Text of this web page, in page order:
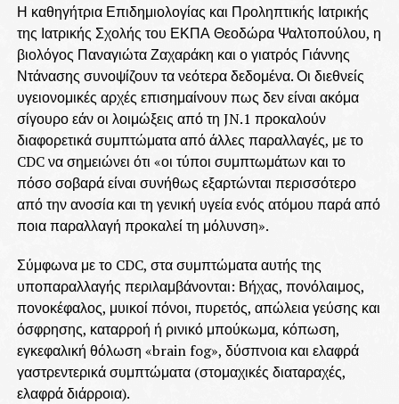
Η καθηγήτρια Επιδημιολογίας και Προληπτικής Ιατρικής
της Ιατρικής Σχολής του ΕΚΠΑ Θεοδώρα Ψαλτοπούλου, η
βιολόγος Παναγιώτα Ζαχαράκη και ο γιατρός Γιάννης
Ντάνασης συνοψίζουν τα νεότερα δεδομένα. Οι διεθνείς
υγειονομικές αρχές επισημαίνουν πως δεν είναι ακόμα
σίγουρο εάν οι λοιμώξεις από τη JN.1 προκαλούν
διαφορετικά συμπτώματα από άλλες παραλλαγές, με το
CDC να σημειώνει ότι «οι τύποι συμπτωμάτων και το
πόσο σοβαρά είναι συνήθως εξαρτώνται περισσότερο
από την ανοσία και τη γενική υγεία ενός ατόμου παρά από
ποια παραλλαγή προκαλεί τη μόλυνση».
Σύμφωνα με το CDC, στα συμπτώματα αυτής της
υποπαραλλαγής περιλαμβάνονται: Βήχας, πονόλαιμος,
πονοκέφαλος, μυικοί πόνοι, πυρετός, απώλεια γεύσης και
όσφρησης, καταρροή ή ρινικό μπούκωμα, κόπωση,
εγκεφαλική θόλωση «brain fog», δύσπνοια και ελαφρά
γαστρεντερικά συμπτώματα (στομαχικές διαταραχές,
ελαφρά διάρροια).